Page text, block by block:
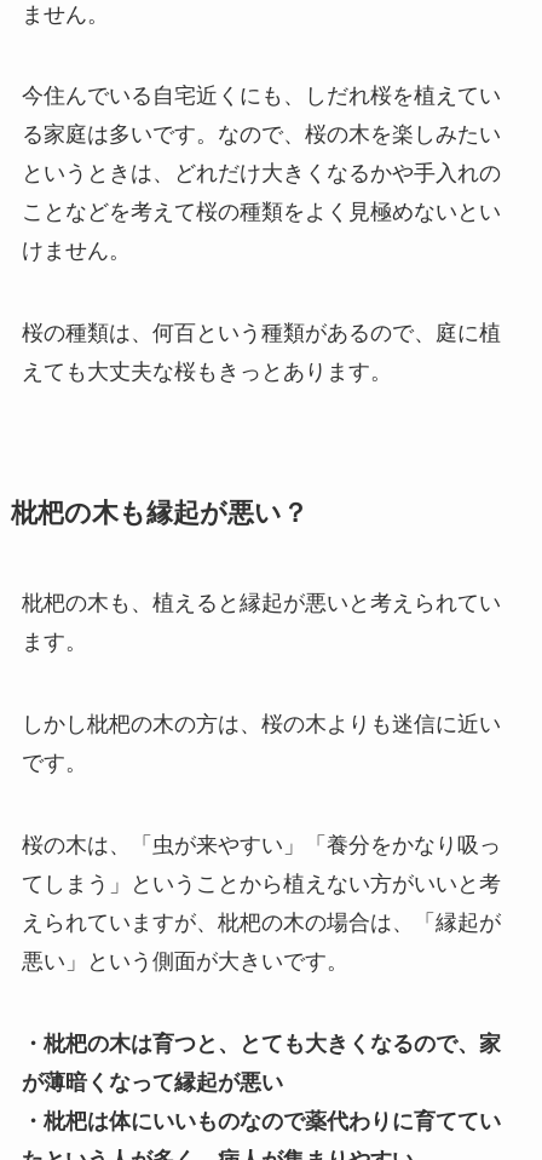
ません。
今住んでいる自宅近くにも、しだれ桜を植えてい
る家庭は多いです。なので、桜の木を楽しみたい
というときは、どれだけ大きくなるかや手入れの
ことなどを考えて桜の種類をよく見極めないとい
けません。
桜の種類は、何百という種類があるので、庭に植
えても大丈夫な桜もきっとあります。
枇杷の木も縁起が悪い？
枇杷の木も、植えると縁起が悪いと考えられてい
ます。
しかし枇杷の木の方は、桜の木よりも迷信に近い
です。
桜の木は、「虫が来やすい」「養分をかなり吸っ
てしまう」ということから植えない方がいいと考
えられていますが、枇杷の木の場合は、「縁起が
悪い」という側面が大きいです。
・枇杷の木は育つと、とても大きくなるので、家
が薄暗くなって縁起が悪い
・枇杷は体にいいものなので薬代わりに育ててい